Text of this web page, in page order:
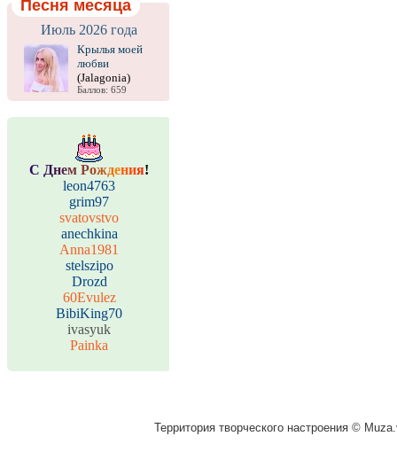
Песня месяца
Июль 2026 года
Крылья моей
любви
(Jalagonia)
Баллов: 659
С Днем Рождения!
leon4763
grim97
svatovstvo
anechkina
Anna1981
stelszipo
Drozd
60Evulez
BibiKing70
ivasyuk
Painka
Территория творческого настроения ©